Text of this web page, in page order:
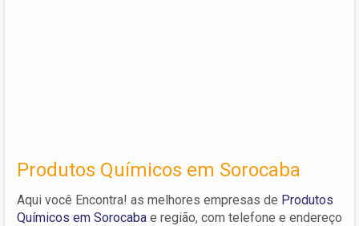
Produtos Químicos em Sorocaba
Aqui você Encontra! as melhores empresas de Produtos
Químicos em Sorocaba e região, com telefone e endereço